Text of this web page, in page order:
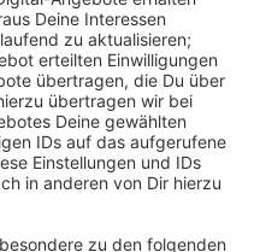
ihr tote oder kranke
solltet. Auch Hunde
Tiere gelassen